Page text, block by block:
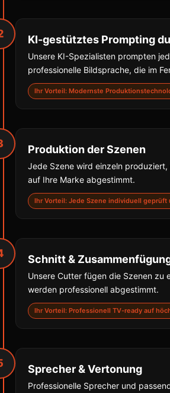
KI-gestütztes Prompting
Unsere KI-Spezialisten prompten
professionelle Bildsprache, die im
Ihr Vorteil: Modernste
Produktion der Szenen
Jede Szene wird einzeln
auf Ihre Marke abgestimmt.
Ihr Vorteil: Jede Szene individuell geprüft
Schnitt &
Unsere Cutter fügen die Szenen zu
werden professionell abgestimmt.
Ihr Vorteil: Professionell TV-ready auf
Sprecher & Vertonung
Professionelle Sprecher und